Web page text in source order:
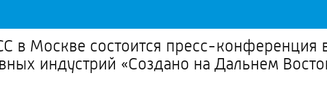
в Москве состоится пресс-конференция
индустрий «Создано на Дальнем